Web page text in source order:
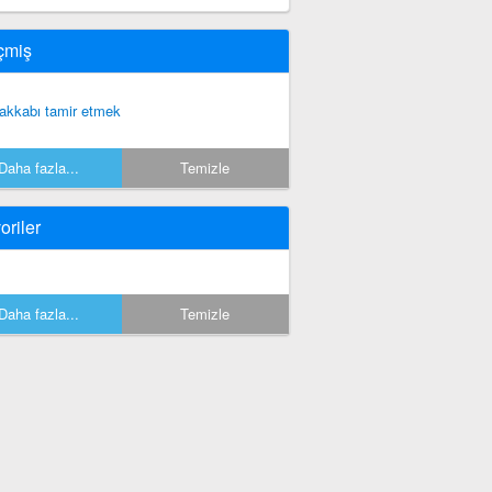
tamir etmek
Daha fazla... Temizle
Daha fazla... Temizle